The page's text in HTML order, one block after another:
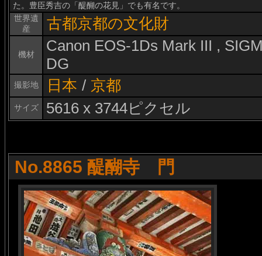
た。豊臣秀吉の「醍醐の花見」でも有名です。
世界遺
産
古都京都の文化財
機材
Canon EOS-1Ds Mark III ,
DG
撮影地 日本 / 京都
サイズ 5616 x 3744ピクセル
No.8865 醍醐寺 門